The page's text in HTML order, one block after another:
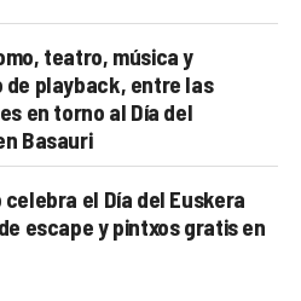
teatro, música y
de playback, entre las
en torno al Día del
Basauri
celebra el Día del Euskera
escape y pintxos gratis en